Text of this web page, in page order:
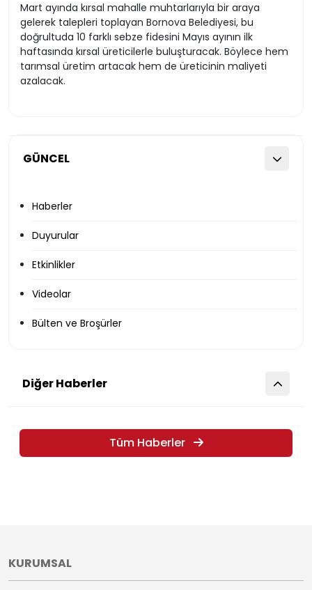
GÜNCEL
Haberler
Duyurular
Etkinlikler
Videolar
Bülten ve Broşürler
Mart ayında kırsal mahalle muhtarlarıyla bir araya
gelerek talepleri toplayan Bornova Belediyesi, bu
doğrultuda 10 farklı sebze fidesini Mayıs ayının ilk
haftasında kırsal üreticilerle buluşturacak. Böylece hem
tarımsal üretim artacak hem de üreticinin maliyeti
azalacak.
Diğer Haberler
Tüm Haberler
KURUMSAL